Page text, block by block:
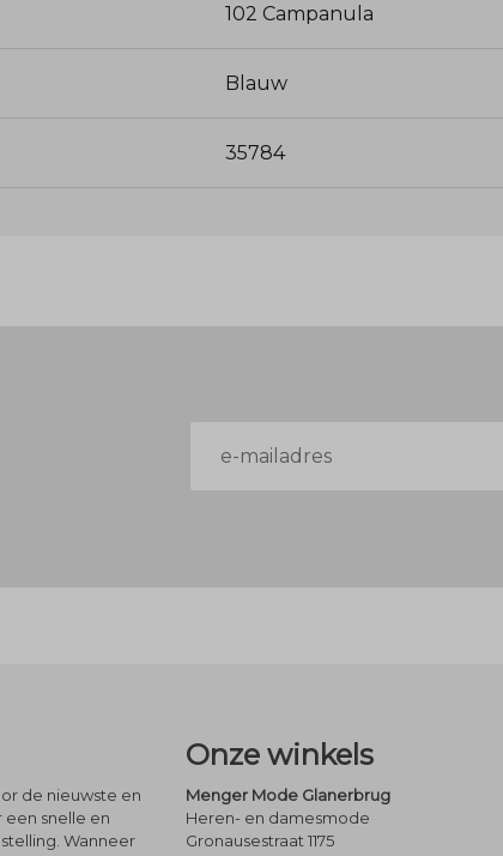
102 Campanula
Blauw
35784
mailadres
de nieuwste en
snelle en
Wanneer
Onze winkels
Menger Mode Glanerbrug
Heren- en damesmode
Gronausestraat 1175